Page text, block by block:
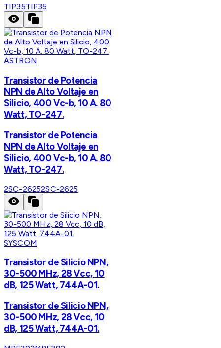
TIP35TIP35
ASTRON
Transistor de Potencia
NPN de Alto Voltaje en
Silicio, 400 Vc-b, 10 A. 80
Watt, TO-247.
Transistor de Potencia
NPN de Alto Voltaje en
Silicio, 400 Vc-b, 10 A. 80
Watt, TO-247.
2SC-26252SC-2625
SYSCOM
Transistor de Silicio NPN,
30-500 MHz, 28 Vcc, 10
dB, 125 Watt, 744A-01.
Transistor de Silicio NPN,
30-500 MHz, 28 Vcc, 10
dB, 125 Watt, 744A-01.